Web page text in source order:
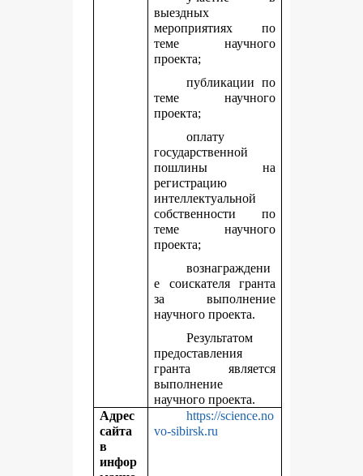
выездных
мероприятиях по
теме научного
проекта;
публикации по
теме научного
проекта;
оплату
государственной
пошлины на
регистрацию
интеллектуальной
собственности по
теме научного
проекта;
вознаграждени
е соискателя гранта
за выполнение
научного проекта.
Результатом
предоставления
гранта является
выполнение
научного проекта.
Адрес
сайта
в
инфор
https://science.no
vo-sibirsk.ru